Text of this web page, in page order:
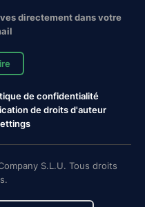
directement dans votre
de confidentialité
de droits d'auteur
S.L.U. Tous droits